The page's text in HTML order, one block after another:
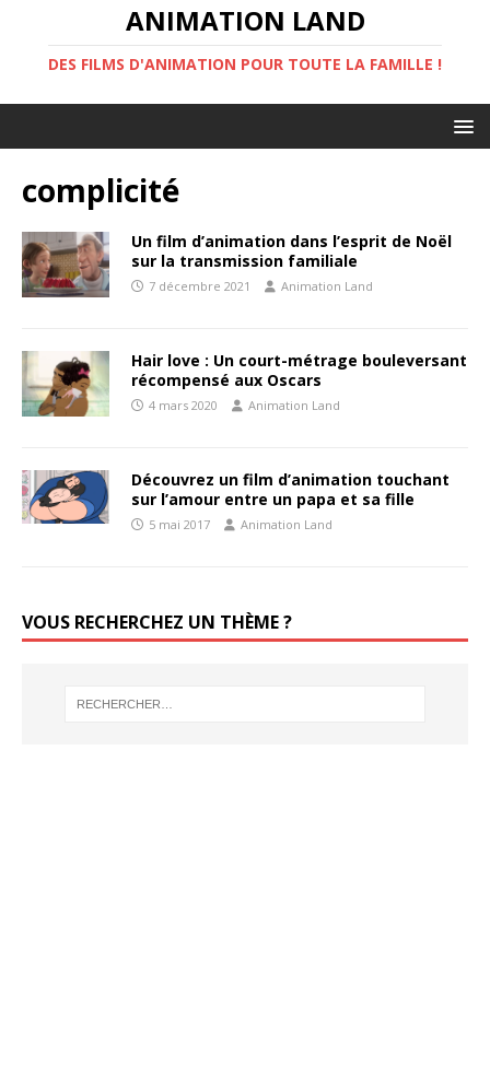
ANIMATION LAND
DES FILMS D'ANIMATION POUR TOUTE LA FAMILLE !
complicité
Un film d’animation dans l’esprit de Noël
sur la transmission familiale
7 décembre 2021 Animation Land
Hair love : Un court-métrage bouleversant
récompensé aux Oscars
4 mars 2020 Animation Land
Découvrez un film d’animation touchant
sur l’amour entre un papa et sa fille
5 mai 2017 Animation Land
VOUS RECHERCHEZ UN THÈME ?